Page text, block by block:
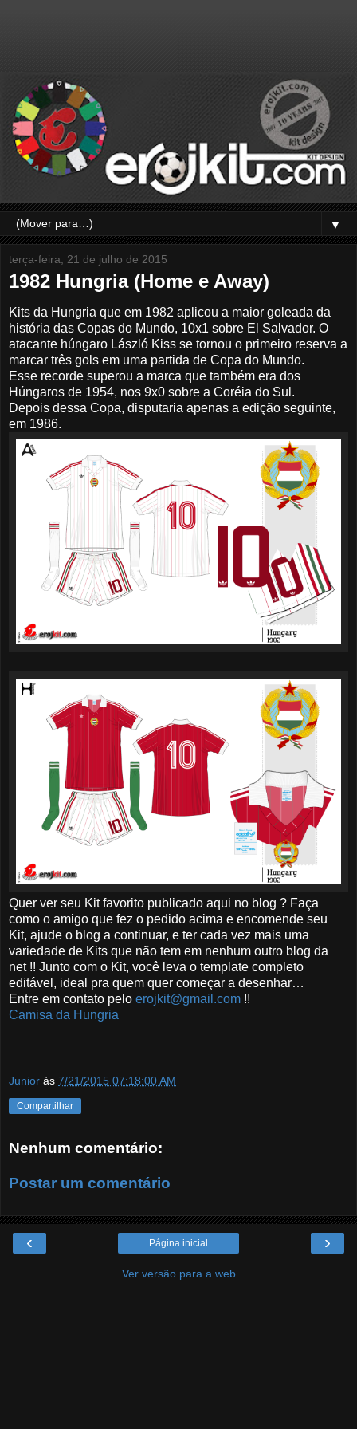
▼
terça-feira, 21 de julho de 2015
1982 Hungria (Home e Away)
Kits da Hungria que em 1982 aplicou a maior goleada da
história das Copas do Mundo, 10x1 sobre El Salvador. O
atacante húngaro László Kiss se tornou o primeiro reserva a
marcar três gols em uma partida de Copa do Mundo.
Esse recorde superou a marca que também era dos
Húngaros de 1954, nos 9x0 sobre a Coréia do Sul.
Depois dessa Copa, disputaria apenas a edição seguinte,
em 1986.
Quer ver seu Kit favorito publicado aqui no blog ? Faça
como o amigo que fez o pedido acima e encomende seu
Kit, ajude o blog a continuar, e ter cada vez mais uma
variedade de Kits que não tem em nenhum outro blog da
net !! Junto com o Kit, você leva o template completo
editável, ideal pra quem quer começar a desenhar…
Entre em contato pelo erojkit@gmail.com !!
Camisa da Hungria
Junior às 7/21/2015 07:18:00 AM
Compartilhar
Nenhum comentário:
Postar um comentário
‹ ›
Página inicial
Ver versão para a web